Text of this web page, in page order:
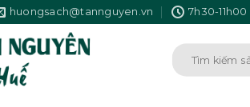
huongsach@tannguyen.vn 7h30-